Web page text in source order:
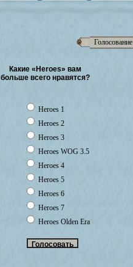
Голосование
Какие «Heroes» вам
больше всего нравятся?
Heroes 1
Heroes 2
Heroes 3
Heroes WOG 3.5
Heroes 4
Heroes 5
Heroes 6
Heroes 7
Heroes Olden Era